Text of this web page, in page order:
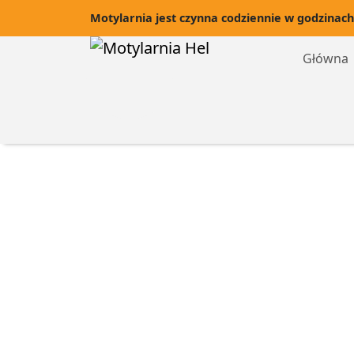
Motylarnia jest czynna codziennie w
Główna